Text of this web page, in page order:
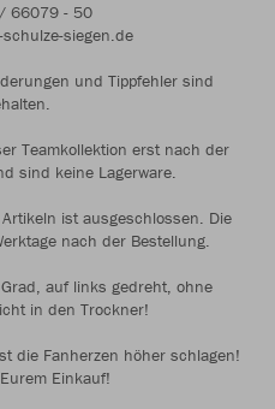
66079 - 50
siegen.de
und Tippfehler sind
Teamkollektion erst nach der
sind keine Lagerware.
ist ausgeschlossen. Die
nach der Bestellung.
auf links gedreht, ohne
in den Trockner!
die Fanherzen höher schlagen!
Einkauf!